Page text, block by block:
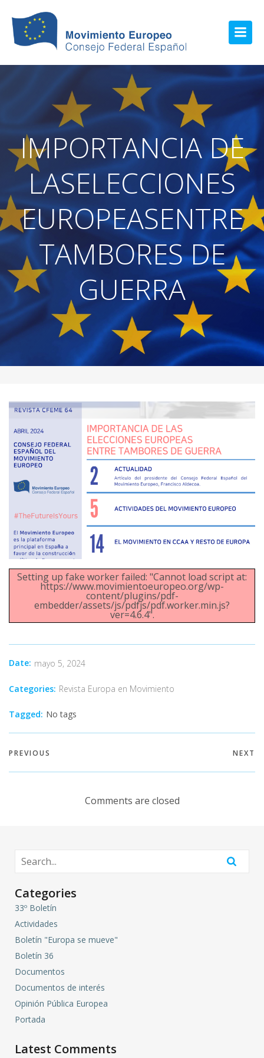
IMPORTANCIA DE
LASELECCIONES
EUROPEASENTRE
TAMBORES DE
GUERRA
Setting up fake worker failed: "Cannot load script at:
https://www.movimientoeuropeo.org/wp-
content/plugins/pdf-
embedder/assets/js/pdfjs/pdf.worker.min.js?
ver=4.6.4".
Date: mayo 5, 2024
Categories: Revista Europa en Movimiento
Tagged: No tags
PREVIOUS NEXT
Comments are closed
Categories
33º Boletín
Actividades
Boletín "Europa se mueve"
Boletín 36
Documentos
Documentos de interés
Opinión Pública Europea
Portada
Latest Comments